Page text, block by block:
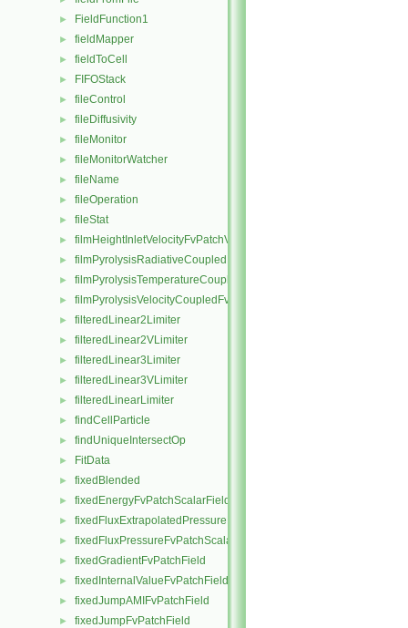
► FieldFunction1
► fieldMapper
► fieldToCell
► FIFOStack
► fileControl
► fileDiffusivity
► fileMonitor
► fileMonitorWatcher
► fileName
► fileOperation
► fileStat
► filmHeightInletVelocityFvPatchVectorField
► filmPyrolysisRadiativeCoupledMixedFvPatchScalarField
► filmPyrolysisTemperatureCoupledFvPatchScalarField
► filmPyrolysisVelocityCoupledFvPatchVectorField
► filteredLinear2Limiter
► filteredLinear2VLimiter
► filteredLinear3Limiter
► filteredLinear3VLimiter
► filteredLinearLimiter
► findCellParticle
► findUniqueIntersectOp
► FitData
► fixedBlended
► fixedEnergyFvPatchScalarField
► fixedFluxExtrapolatedPressureFvPatchScalarField
► fixedFluxPressureFvPatchScalarField
► fixedGradientFvPatchField
► fixedInternalValueFvPatchField
► fixedJumpAMIFvPatchField
► fixedJumpFvPatchField